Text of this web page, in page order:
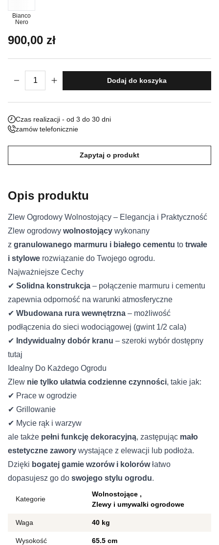
Bianco
Nero
900,00 zł
ilość Zlew Ogrodowy Vercelli
Dodaj do koszyka
Czas realizacji - od 3 do 30 dni
zamów telefonicznie
Zapytaj o produkt
Opis produktu
Zlew Ogrodowy Wolnostojący – Elegancja i Praktyczność
Zlew ogrodowy wolnostojący wykonany
z granulowanego marmuru i białego cementu to trwałe
i stylowe rozwiązanie do Twojego ogrodu.
Najważniejsze Cechy
✔ Solidna konstrukcja – połączenie marmuru i cementu
zapewnia odporność na warunki atmosferyczne
✔ Wbudowana rura wewnętrzna – możliwość
podłączenia do sieci wodociągowej (gwint 1/2 cala)
✔ Indywidualny dobór kranu – szeroki wybór dostępny
tutaj
Idealny Do Każdego Ogrodu
Zlew nie tylko ułatwia codzienne czynności, takie jak:
✔ Prace w ogrodzie
✔ Grillowanie
✔ Mycie rąk i warzyw
ale także pełni funkcję dekoracyjną, zastępując mało
estetyczne zawory wystające z elewacji lub podłoża.
Dzięki bogatej gamie wzorów i kolorówłatwo
dopasujesz go do swojego stylu ogrodu.
Kategorie
Wolnostojące
Zlewy i umywalki ogrodowe
Waga 40 kg
Wysokość 65.5 cm
Nieklasyfikowane pliki cookie, to pliki, które są w procesie
klasyfikowania, wraz z dostawcami poszczególnych ciasteczek.